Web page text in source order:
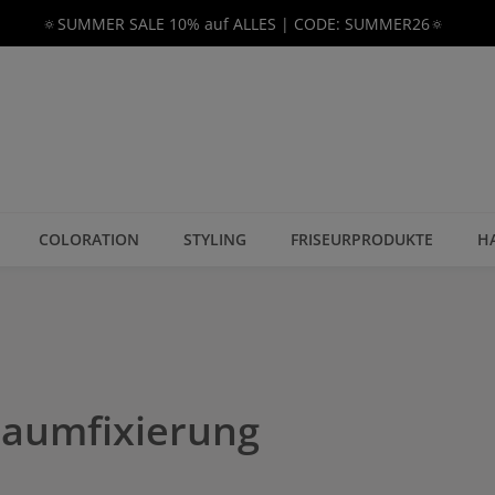
🔅SUMMER SALE 10% auf ALLES | CODE: SUMMER26🔅
COLORATION STYLING FRISEURPRODUKTE